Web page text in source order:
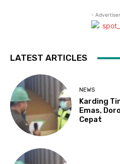
-
LATEST ARTICLES
NEWS
Karding
Emas,
Cepat